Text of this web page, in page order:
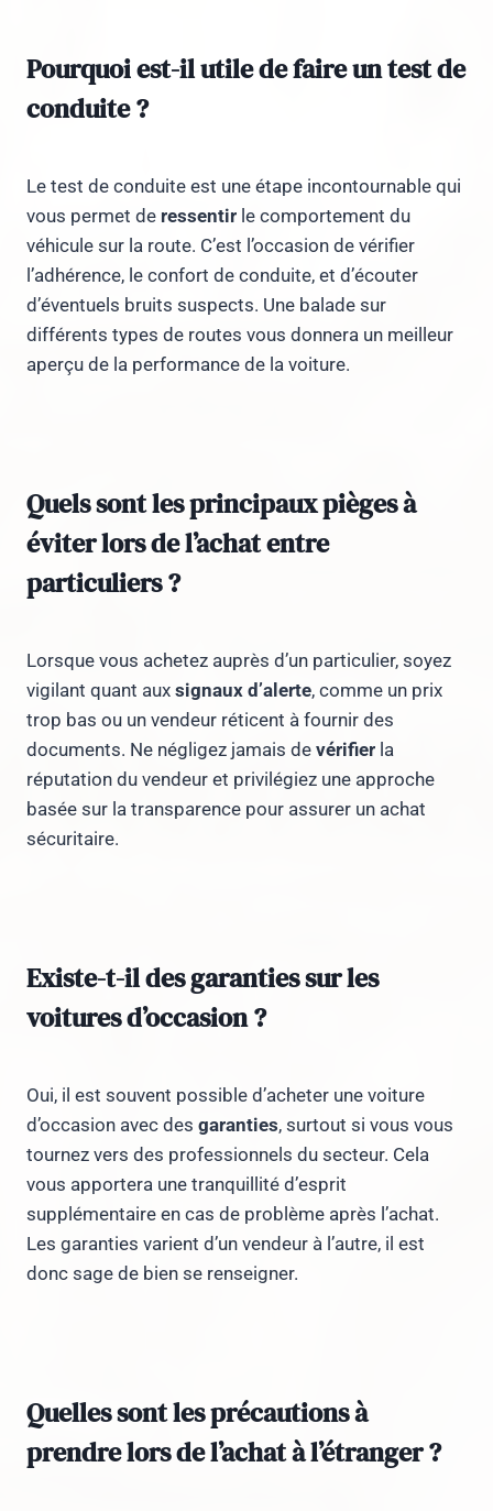
Pourquoi est-il utile de faire un test de
conduite ?
Le test de conduite est une étape incontournable qui
vous permet de ressentir le comportement du
véhicule sur la route. C’est l’occasion de vérifier
l’adhérence, le confort de conduite, et d’écouter
d’éventuels bruits suspects. Une balade sur
différents types de routes vous donnera un meilleur
aperçu de la performance de la voiture.
Quels sont les principaux pièges à
éviter lors de l’achat entre
particuliers ?
Lorsque vous achetez auprès d’un particulier, soyez
vigilant quant aux signaux d’alerte, comme un prix
trop bas ou un vendeur réticent à fournir des
documents. Ne négligez jamais de vérifier la
réputation du vendeur et privilégiez une approche
basée sur la transparence pour assurer un achat
sécuritaire.
Existe-t-il des garanties sur les
voitures d’occasion ?
Oui, il est souvent possible d’acheter une voiture
d’occasion avec des garanties, surtout si vous vous
tournez vers des professionnels du secteur. Cela
vous apportera une tranquillité d’esprit
supplémentaire en cas de problème après l’achat.
Les garanties varient d’un vendeur à l’autre, il est
donc sage de bien se renseigner.
Quelles sont les précautions à
prendre lors de l’achat à l’étranger ?